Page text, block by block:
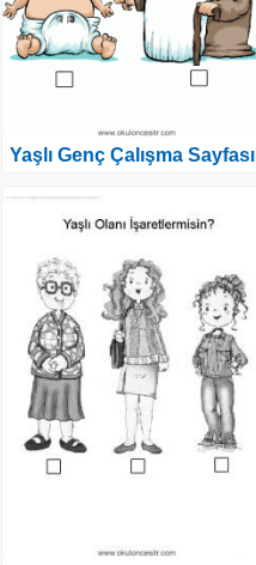
Yaşlı Genç Çalışma Sayfası